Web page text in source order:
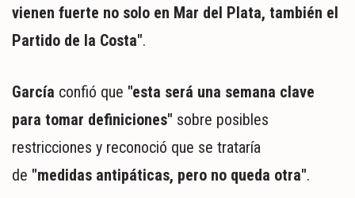
vienen fuerte no solo en Mar del Plata, también el
Partido de la Costa".
García confió que "esta será una semana clave
para tomar definiciones" sobre posibles
restricciones y reconoció que se trataría
de "medidas antipáticas, pero no queda otra".